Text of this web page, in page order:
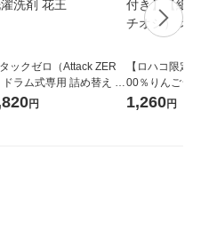
ックゼロ（Attack ZER
ドラム式専用 詰め替え メ
ャンボ 2300g 1セット
円
【ロハコ限定
00％りんごジ
箱（18本入）
1,260円